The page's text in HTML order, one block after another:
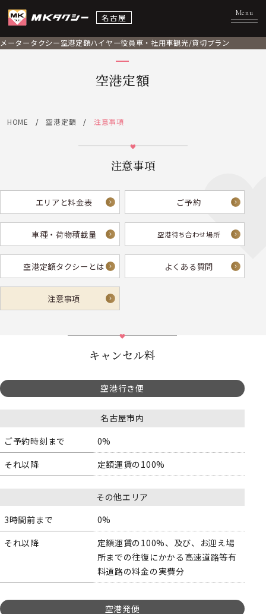
名古屋
メータータクシー空港定額ハイヤー役員車・社用車観光/貸切プラン
空港定額
HOME 空港定額 注意事項
注意事項
エリアと料金表 ご予約
車種・荷物積載量 空港待ち合わせ場所
空港定額タクシーとは よくある質問
注意事項
キャンセル料
空港行き便
名古屋市内
ご予約時刻まで
0%
それ以降
定額運賃の100%
その他エリア
3時間前まで
0%
それ以降
定額運賃の100%、及び、お迎え場
所までの往復にかかる高速道路等有
料道路の料金の実費分
空港発便